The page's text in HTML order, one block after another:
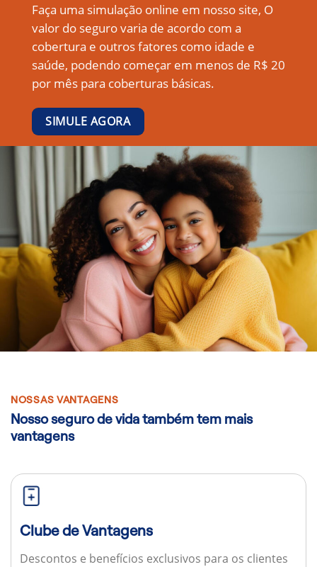
Faça uma simulação online em nosso site, O
valor do seguro varia de acordo com a
cobertura e outros fatores como idade e
saúde, podendo começar em menos de R$ 20
por mês para coberturas básicas.
SIMULE AGORA
NOSSAS VANTAGENS
Nosso seguro de vida também tem mais
vantagens
Clube de Vantagens
Descontos e benefícios exclusivos para os clientes